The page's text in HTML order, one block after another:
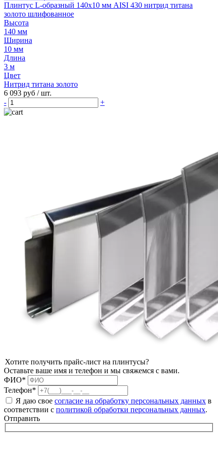
Плинтус L-образный 140х10 мм AISI 430 нитрид титана
золото шлифованное
Высота
140 мм
Ширина
10 мм
Длина
3 м
Цвет
Нитрид титана золото
6 093 руб / шт.
-
+
Хотите получить прайс-лист на плинтусы?
Оставьте ваше имя и телефон и мы свяжемся с вами.
ФИО*
Телефон*
Я даю свое согласие на обработку персональных данных в
соответствии с политикой обработки персональных данных.
Отправить